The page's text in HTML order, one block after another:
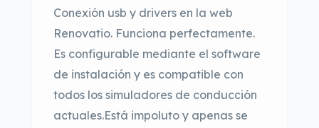
Conexión usb y drivers en la web
Renovatio. Funciona perfectamente.
Es configurable mediante el software
de instalación y es compatible con
todos los simuladores de conducción
actuales.Está impoluto y apenas se